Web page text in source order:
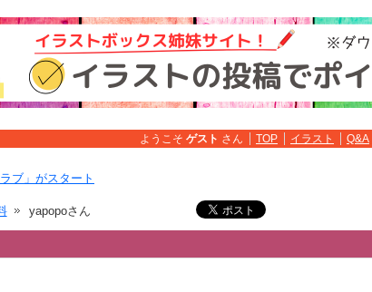
ようこそ ゲスト さん TOP イラスト Q&A
ブ」がスタート
yapopoさん